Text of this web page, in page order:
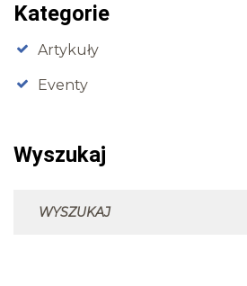
Kategorie
Artykuły
Eventy
Wyszukaj